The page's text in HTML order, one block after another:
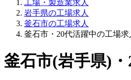
工場・製造業求人
岩手県の工場求人
釜石市の工場求人
釜石市・20代活躍中の工場求
釜石市(岩手県)